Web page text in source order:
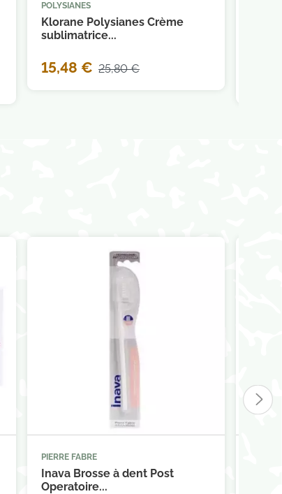
 
POLYSIANES
Klorane Polysianes Crème
sublimatrice...
15,48 € 25,80 €
PIERRE FABRE
Inava Brosse à dent Post
Operatoire...